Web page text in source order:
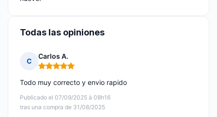
Todas las opiniones
C
Carlos A.
Nota: 5 de 5
Publicado el 07/09/2025 à 08h16
tras una compra de 31/08/2025
Todo muy correcto y envio rapido